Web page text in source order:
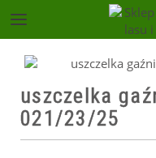
uszczelka
021/23/25